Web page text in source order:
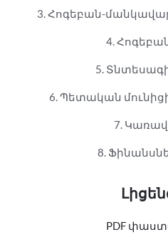
3. Հոգեբան-
4.
5.
6. Պետական
7.
8.
PDF